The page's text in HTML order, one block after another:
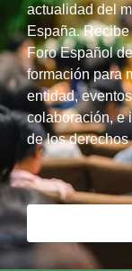
actualidad del
España.
Foro Español
formación para
entidad,
colaboración, e
de los